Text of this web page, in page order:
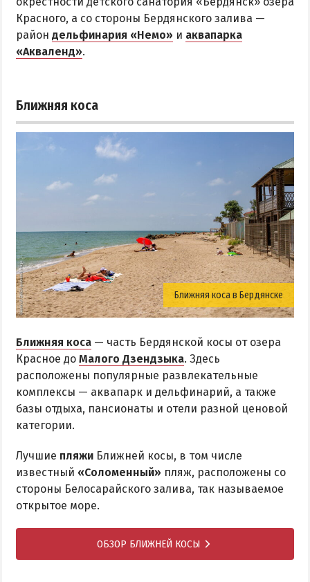
Красного, а со стороны Бердянского залива —
район дельфинария «Немо» и аквапарка
«Акваленд».
Ближняя коса
Ближняя коса в Бердянске
Ближняя коса — часть Бердянской косы от озера
Красное до Малого Дзендзыка. Здесь
расположены популярные развлекательные
комплексы — аквапарк и дельфинарий, а также
базы отдыха, пансионаты и отели разной ценовой
категории.
Лучшие пляжи Ближней косы, в том числе
известный «Соломенный» пляж, расположены со
стороны Белосарайского залива, так называемое
открытое море.
ОБЗОР БЛИЖНЕЙ КОСЫ